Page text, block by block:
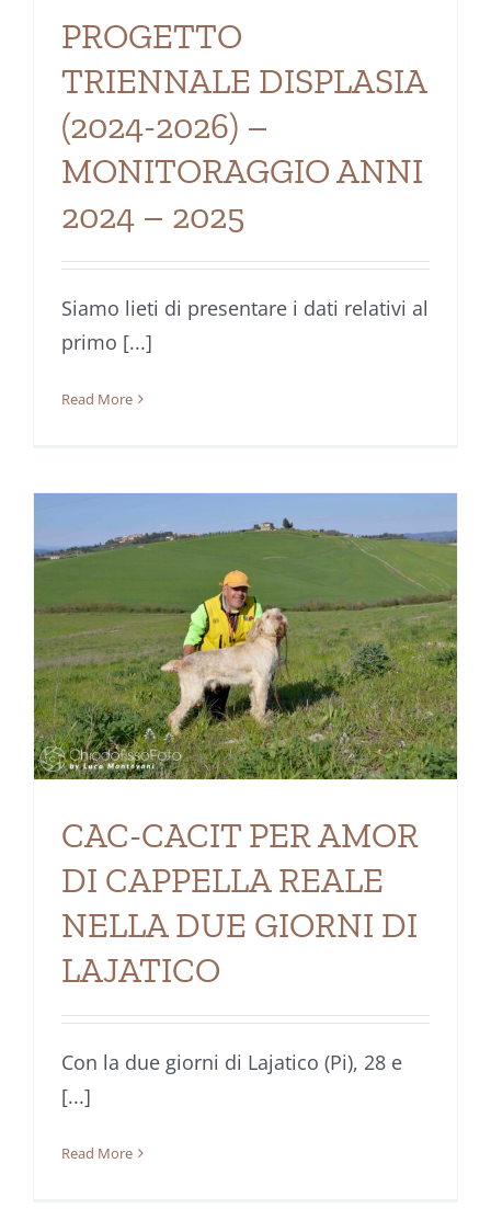
PROGETTO
TRIENNALE DISPLASIA
(2024-2026) –
MONITORAGGIO ANNI
2024 – 2025
Siamo lieti di presentare i dati relativi al
primo [...]
Read More
CAC-CACIT PER AMOR
DI CAPPELLA REALE
NELLA DUE GIORNI DI
LAJATICO
Con la due giorni di Lajatico (Pi), 28 e
[...]
Read More